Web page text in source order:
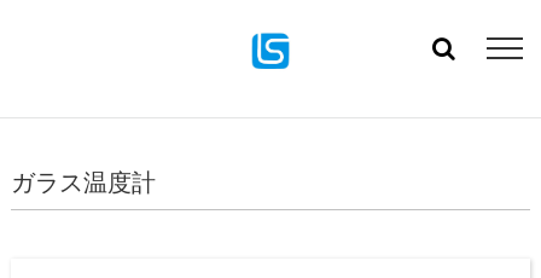
ガラス温度計